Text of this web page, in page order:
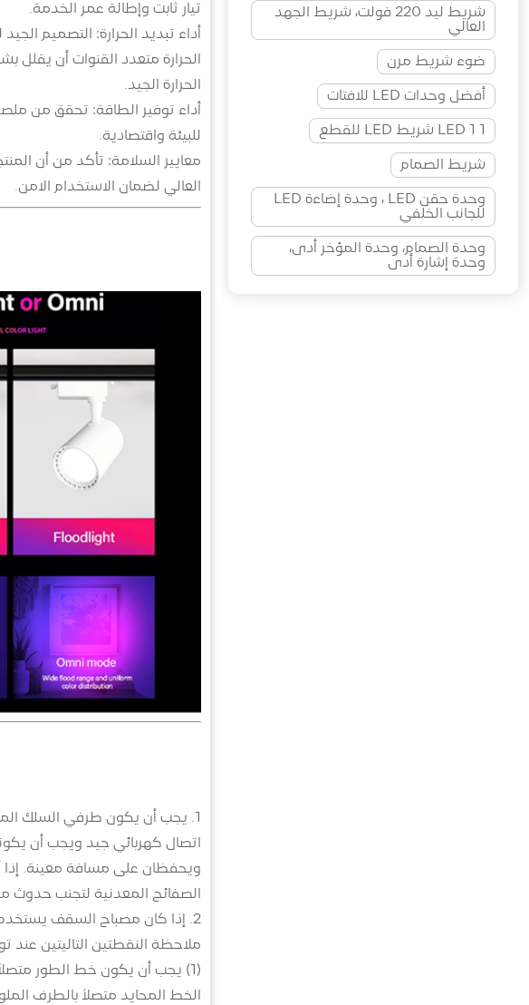
شريط ليد 220 فولت، شريط الجهد
العالي
ضوء شريط مرن
أفضل وحدات LED للافتات
1 LED 1 شريط LED للقطع
شريط الصمام
وحدة حقن LED ، وحدة إضاءة LED
للجانب الخلفي
وحدة الصمام، وحدة المؤخر أدى،
وحدة إشارة أدى
تيار ثابت وإطالة عمر الخدمة.
الحرارة متعدد القنوات أن
الحرارة الجيد.
أداء توفير الطاقة: تحقق من
للبيئة واقتصادية.
معايير السلامة: تأكد من أن
العالي لضمان الاستخدام الآمن.
1. يجب أن يكون طرفي السلك
اتصال كهربائي جيد ويجب أن
ويحفظان على مسافة معينة.
الصفائح المعدنية لتجنب حدوث
2. إذا كان مصباح السقف
ملاحظة النقطتين التاليتين عند
(1) يجب أن يكون خط الطور
الخط المحايد متصلاً بالطرف